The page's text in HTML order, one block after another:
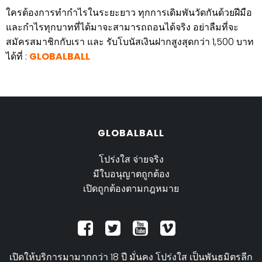
ใครต้องการทำกำไรในระยะยาว ทุกการเดิมพันวัดกันด้วยฝีมือ
และกำไรทุกบาทที่ได้มาจะสามารถถอนได้จริง อย่าลืมที่จะ
สมัครสมาชิกกับเรา และ รับโบนัสเงินฝากสูงสุดกว่า 1,500 บาท
ได้ที่ : GLOBALBALL
GLOBALBALL
โปร่งใส จ่ายจริง
มีใบอนุญาตถูกต้อง
เปิดถูกต้องตามกฎหมาย
เปิดให้บริการมามากกว่า 18 ปี มั่นคง โปร่งใส เป็นพันธมิตรลีก